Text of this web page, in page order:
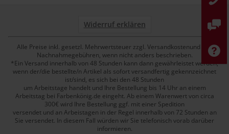
Widerruf erklären
Alle Preise inkl. gesetzl. Mehrwertsteuer zzgl. Versandkostenund ggf.
Nachnahmegebühren, wenn nicht anders beschrieben.
*Ein Versand innerhalb von 48 Stunden kann dann gewährleistet werden,
wenn der/die bestellte/n Artikel als sofort versandfertig gekennzeichnet
ist/sind, es sich bei den 48 Stunden
um Arbeitstage handelt und Ihre Bestellung bis 14 Uhr an einem
Arbeitstag bei Farbenkönig.de eingeht. Ab einem Warenwert von circa
300€ wird Ihre Bestellung ggf. mit einer Spedition
versendet und an Arbeistagen in der Regel innerhalb von 72 Stunden an
Sie versendet. In diesem Fall würden wir Sie telefonisch vorab darüber
informieren.